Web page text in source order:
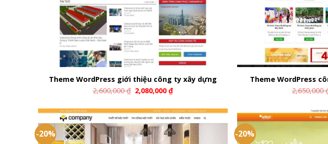
Theme WordPress giới thiệu công ty xây dựng
2,600,000₫ 2,080,000₫
Theme WordPress
2,650,000
-20% -20%